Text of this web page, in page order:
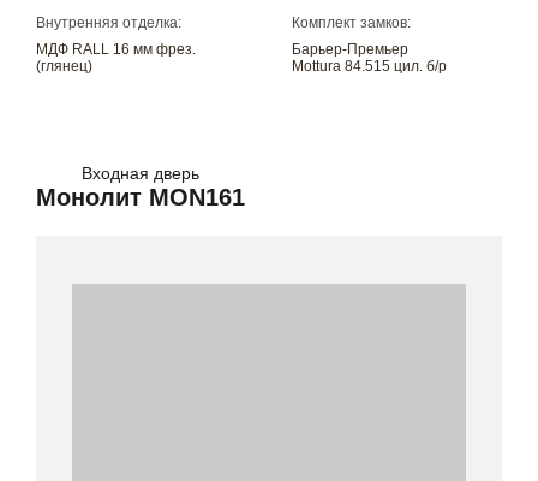
Внутренняя отделка:
МДФ RALL 16 мм фрез.
(глянец)
Комплект замков:
Барьер-Премьер
Mottura 84.515 цил. б/р
Входная дверь
Монолит MON161